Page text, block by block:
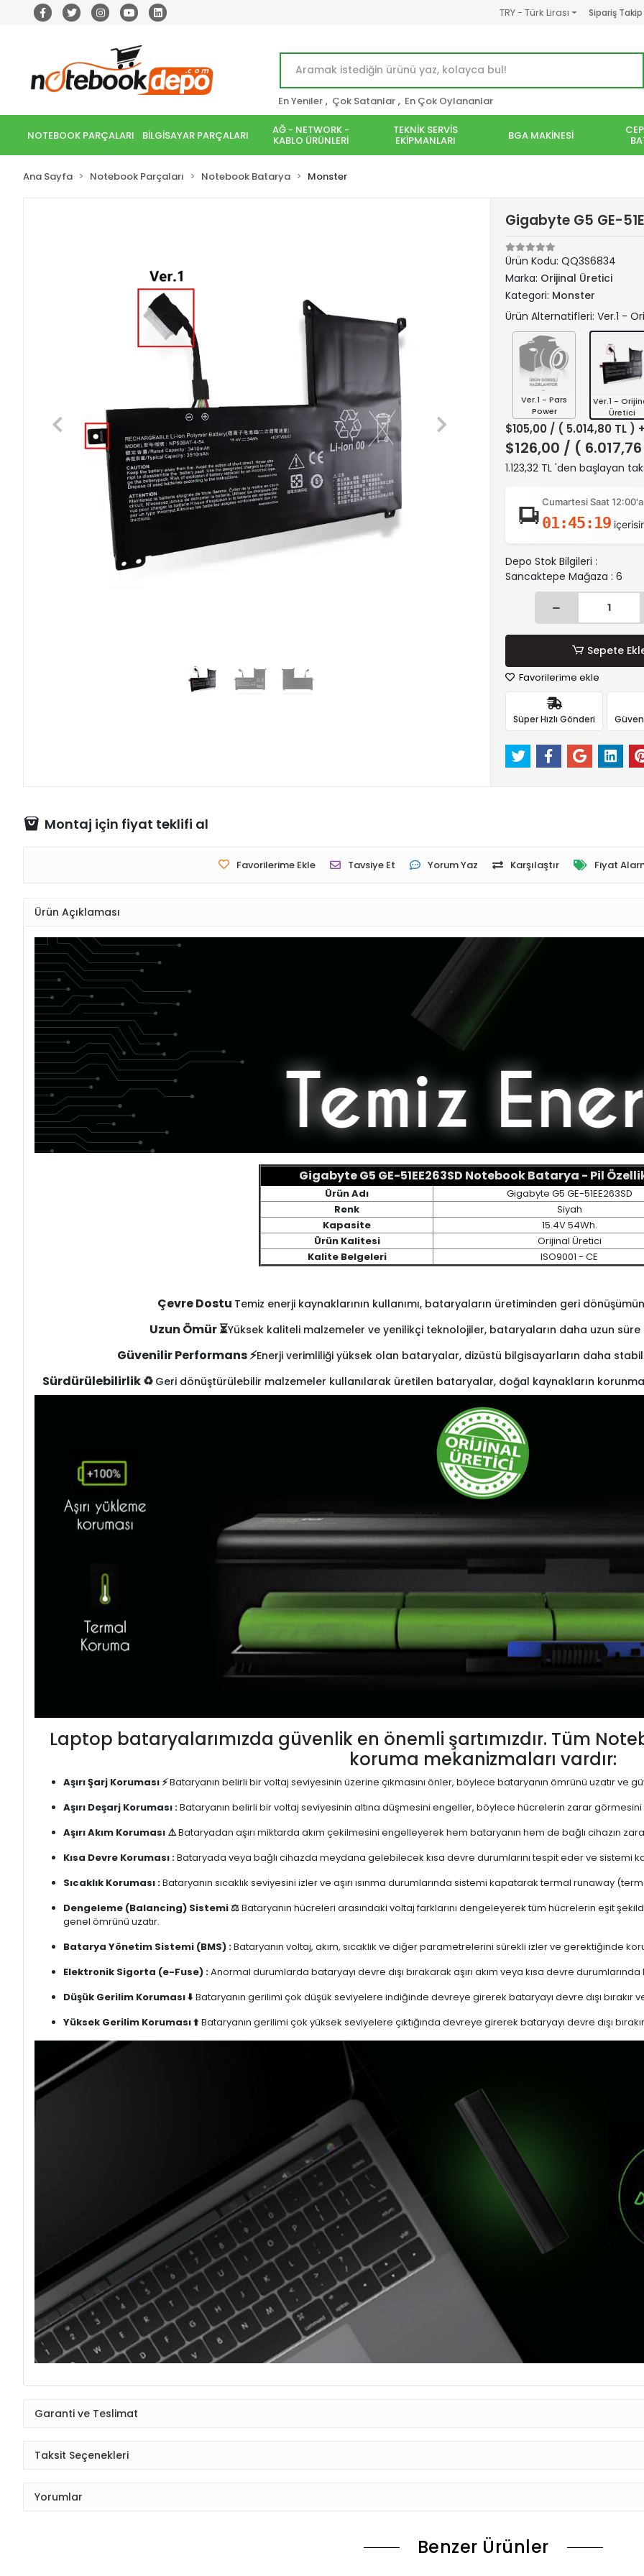
TRY - Türk Lirası Sipariş Takip
En Yeniler , Çok Satanlar , En Çok Oylananlar
NOTEBOOK PARÇALARI BİLGİSAYAR PARÇALARI AĞ - NETWORK -
KABLO ÜRÜNLERİ
TEKNİK SERVİS
EKİPMANLARI BGA MAKİNESİ
Ana Sayfa Notebook Parçaları Notebook Batarya Monster
Gigabyte G5 GE-
Ürün Kodu: QQ3S6834
Marka: Orijinal Üretici
Kategori: Monster
Ürün Alternatifleri: Ver.1 -
Ver.1 - Pars
Power
Ver.1 -
Üretici
$105,00 / ( 5.014,80 TL )
$126,00 / (
1.123,32 TL 'den başlayan
Cumartesi Saat
01:45:18
Depo Stok Bilgileri :
Sancaktepe Mağaza : 6
Sepete
Favorilerime ekle
Süper Hızlı Gönderi
Montaj için fiyat teklifi al
Favorilerime Ekle Tavsiye Et Yorum Yaz Karşılaştır Fiyat
Ürün Açıklaması
Gigabyte G5 GE-51EE263SD Notebook Batarya - Pil
Ürün Adı
Gigabyte G5 GE-51EE263SD
Renk
Siyah
Kapasite
15.4V 54Wh.
Ürün Kalitesi
Orijinal Üretici
Kalite Belgeleri
ISO9001 - CE
Çevre Dostu Temiz enerji kaynaklarının kullanımı, bataryaların üretiminden geri
Uzun Ömür ⏳Yüksek kaliteli malzemeler ve yenilikçi teknolojiler, bataryaların daha uzun
Güvenilir Performans ⚡Enerji verimliliği yüksek olan bataryalar, dizüstü bilgisayarların daha stabil
Sürdürülebilirlik ♻️ Geri dönüştürülebilir malzemeler kullanılarak üretilen bataryalar, doğal kaynakların
Laptop bataryalarımızda güvenlik en önemli şartımızdır. Tüm
koruma mekanizmaları vardır:
Aşırı Şarj Koruması ⚡Bataryanın belirli bir voltaj seviyesinin üzerine çıkmasını önler, böylece bataryanın ömrünü uzatır ve
Aşırı Deşarj Koruması :Bataryanın belirli bir voltaj seviyesinin altına düşmesini engeller, böylece hücrelerin zarar görmesini
Aşırı Akım Koruması ⚠️Bataryadan aşırı miktarda akım çekilmesini engelleyerek hem bataryanın hem de bağlı cihazın
Kısa Devre Koruması :Bataryada veya bağlı cihazda meydana gelebilecek kısa devre durumlarını tespit eder ve sistemi
Sıcaklık Koruması :Bataryanın sıcaklık seviyesini izler ve aşırı ısınma durumlarında sistemi kapatarak termal runaway
Dengeleme (Balancing) Sistemi ⚖️Bataryanın hücreleri arasındaki voltaj farklarını dengeleyerek tüm hücrelerin eşit
genel ömrünü uzatır.
Batarya Yönetim Sistemi (BMS) :Bataryanın voltaj, akım, sıcaklık ve diğer parametrelerini sürekli izler ve gerektiğinde
Elektronik Sigorta (e-Fuse) :Anormal durumlarda bataryayı devre dışı bırakarak aşırı akım veya kısa devre
Düşük Gerilim Koruması ⬇️Bataryanın gerilimi çok düşük seviyelere indiğinde devreye girerek bataryayı devre dışı bırakır
Yüksek Gerilim Koruması ⬆️Bataryanın gerilimi çok yüksek seviyelere çıktığında devreye girerek bataryayı devre dışı
Garanti ve Teslimat
Taksit Seçenekleri
Yorumlar
Benzer Ürünler